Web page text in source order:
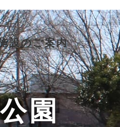
設のご案内
園